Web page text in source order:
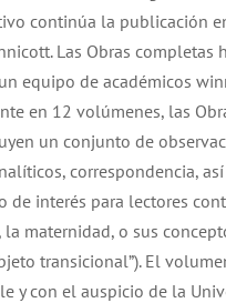
continúa la publicación
Las Obras completas
equipo de académicos
en 12 volúmenes, las
un conjunto de
correspondencia,
de interés para lectores
maternidad, o sus
transicional”). El
y con el auspicio de la